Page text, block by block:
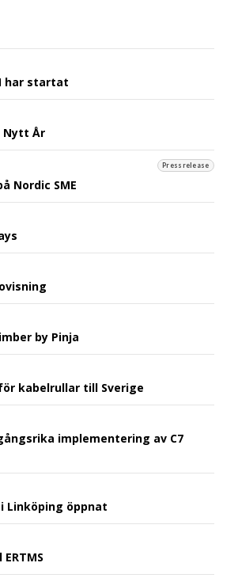
har startat
Nytt År
Pressrelease
Nordic SME
by Pinja
kabelrullar till Sverige
implementering av C7
Linköping öppnat